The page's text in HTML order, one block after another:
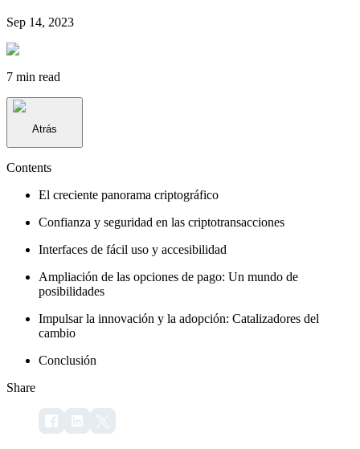
Sep 14, 2023
7 min read
Atrás
Contents
El creciente panorama criptográfico
Confianza y seguridad en las criptotransacciones
Interfaces de fácil uso y accesibilidad
Ampliación de las opciones de pago: Un mundo de
posibilidades
Impulsar la innovación y la adopción: Catalizadores del
cambio
Conclusión
Share